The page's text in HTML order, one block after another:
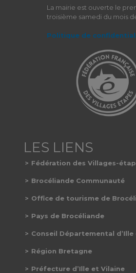
La mairie est ouverte le
troisième samedi du mois de
Politique de
Fédération des Villages-
Brocéliande Communauté
Office de tourisme de
Pays de Brocéliande
Conseil Départemental
Région Bretagne
Préfecture d’Ille et Vilaine